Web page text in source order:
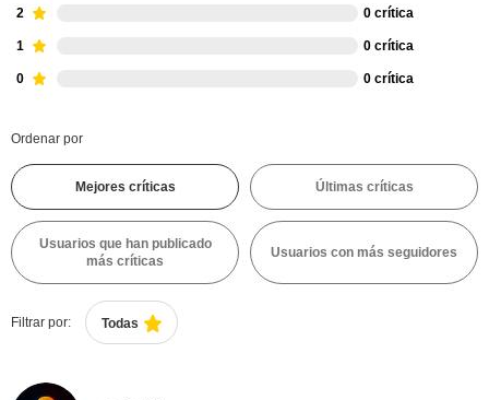
2 0 crítica
1 0 crítica
0 0 crítica
Ordenar por
Mejores críticas Últimas críticas
Usuarios que han publicado
más críticas
Usuarios con más seguidores
Filtrar por: Todas